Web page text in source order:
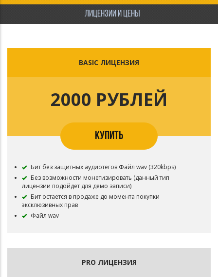
ЛИЦЕНЗИИ И ЦЕНЫ
BASIC ЛИЦЕНЗИЯ
2000 РУБЛЕЙ
КУПИТЬ
Бит без защитных аудиотегов Файл wav (320kbps)
Без возможности монетизировать (данный тип
лицензии подойдет для демо записи)
Бит остается в продаже до момента покупки
эксклюзивных прав
Файл wav
PRO ЛИЦЕНЗИЯ